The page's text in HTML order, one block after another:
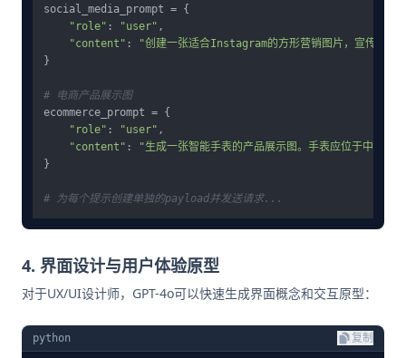
social_media_prompt = {
"role" : "user" ,
"content" :
"创建一张适合Instagram的方形营销图片，宣传夏
}
# 电商产品展示图
ecommerce_prompt = {
"role" : "user" ,
"content" :
"生成一张智能手表的产品展示图。手表应位于中心，
}
# 为每个提示创建单独的payload并发送请求...
4. 界面设计与用户体验原型
对于UX/UI设计师，GPT-4o可以快速生成界面概念和交互原型：
python 复制